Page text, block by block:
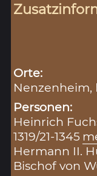
Orte:
Nenzenheim,
Personen:
Heinrich
1319/21-1345
Hermann II.
Bischof von